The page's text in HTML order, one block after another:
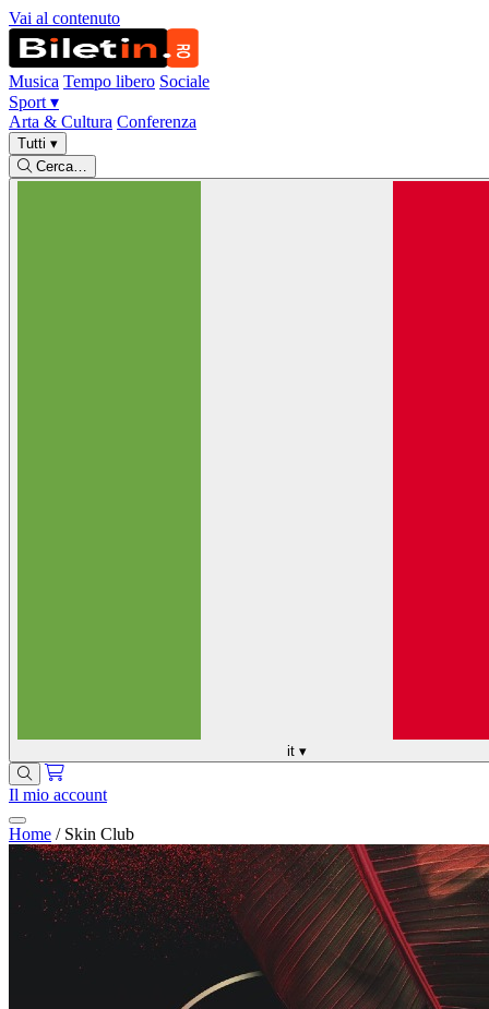
Vai al contenuto
Musica Tempo libero Sociale
Sport ▾
Arta & Cultura Conferenza
Tutti ▾
Cerca…
it ▾
Il mio account
Home / Skin Club